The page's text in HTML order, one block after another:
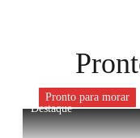
Destaque
Pronto para morar